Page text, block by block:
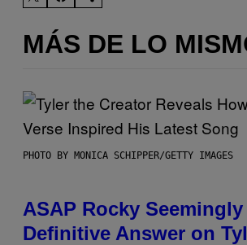
MÁS DE LO
PHOTO BY MONICA SCHIPPER/GETTY IMAGES
ASAP Rocky
Definitive Answer on